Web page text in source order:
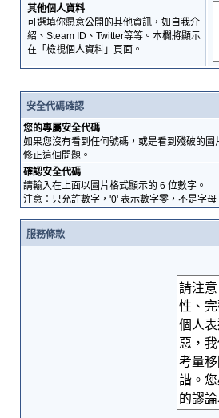
其他個人資料
可選填你愿意公開的其他資訊，如自我介
紹、Steam ID、Twitter等等。本欄將顯示
在「檢視個人資料」頁面。
安全代碼確認
您的專屬安全代碼
如果您沒有看到任何號碼，或是看到殘破的圖
修正這個問題。
確認安全代碼
請輸入在上面以圖片格式顯示的 6 位數字。
注意：只允許數字，'0' 表示數字零，不是字母
服務條款